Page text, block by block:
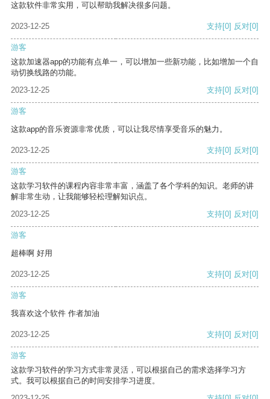
这款软件非常实用，可以帮助我解决很多问题。
2023-12-25 支持[0] 反对[0]
游客
这款加速器app的功能有点单一，可以增加一些新功能，比如增加一个自
动切换线路的功能。
2023-12-25
支持[0] 反对[0]
游客
这款app的音乐资源非常优质，可以让我尽情享受音乐的魅力。
2023-12-25 支持[0] 反对[0]
游客
这款学习软件的课程内容非常丰富，涵盖了各个学科的知识。老师的讲
解非常生动，让我能够轻松理解知识点。
2023-12-25
支持[0] 反对[0]
游客
超棒啊 好用
2023-12-25 支持[0] 反对[0]
游客
我喜欢这个软件 作者加油
2023-12-25 支持[0] 反对[0]
游客
这款学习软件的学习方式非常灵活，可以根据自己的需求选择学习方
式。我可以根据自己的时间安排学习进度。